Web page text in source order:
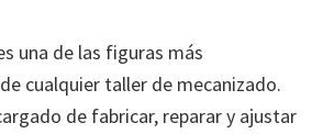
una de las figuras más
cualquier taller de mecanizado.
de fabricar, reparar y ajustar